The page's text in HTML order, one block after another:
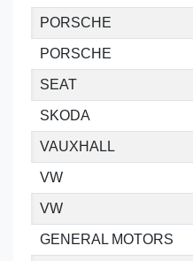
PORSCHE
PORSCHE
SEAT
SKODA
VAUXHALL
VW
VW
GENERAL MOTORS